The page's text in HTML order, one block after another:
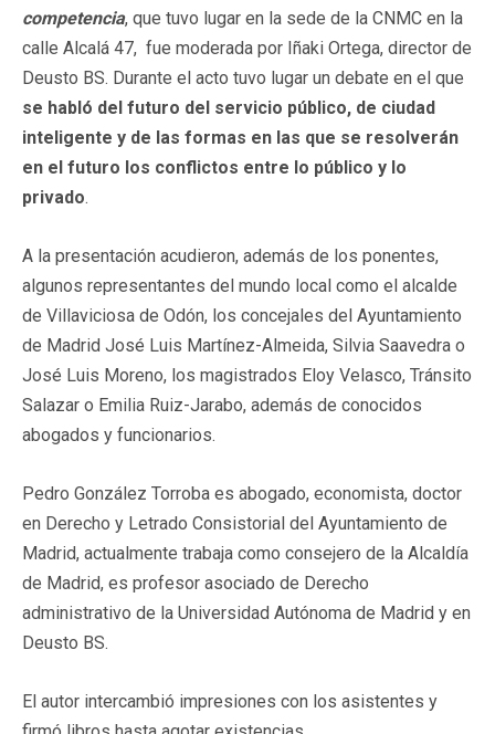
competencia, que tuvo lugar en la sede de la CNMC en la
calle Alcalá 47, fue moderada por Iñaki Ortega, director de
Deusto BS. Durante el acto tuvo lugar un debate en el que
se habló del futuro del servicio público, de ciudad
inteligente y de las formas en las que se resolverán
en el futuro los conflictos entre lo público y lo
privado.
A la presentación acudieron, además de los ponentes,
algunos representantes del mundo local como el alcalde
de Villaviciosa de Odón, los concejales del Ayuntamiento
de Madrid José Luis Martínez-Almeida, Silvia Saavedra o
José Luis Moreno, los magistrados Eloy Velasco, Tránsito
Salazar o Emilia Ruiz-Jarabo, además de conocidos
abogados y funcionarios.
Pedro González Torroba es abogado, economista, doctor
en Derecho y Letrado Consistorial del Ayuntamiento de
Madrid, actualmente trabaja como consejero de la Alcaldía
de Madrid, es profesor asociado de Derecho
administrativo de la Universidad Autónoma de Madrid y en
Deusto BS.
El autor intercambió impresiones con los asistentes y